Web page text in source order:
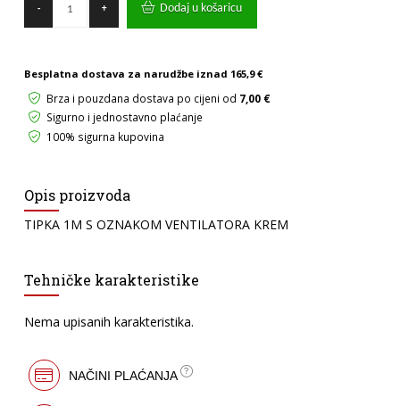
-
S
KREM
+ Dodaj u košaricu
Besplatna dostava za narudžbe iznad 165,9 €
Brza i pouzdana dostava po cijeni od 7,00 €
Sigurno i jednostavno plaćanje
100% sigurna kupovina
Opis proizvoda
TIPKA 1M S OZNAKOM VENTILATORA KREM
Tehničke karakteristike
Nema upisanih karakteristika.
NAČINI PLAĆANJA